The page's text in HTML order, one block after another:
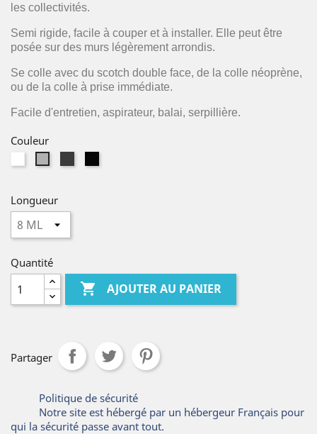
les collectivités.
Semi rigide, facile à couper et à installer. Elle peut être
posée sur des murs légèrement arrondis.
Se colle avec du scotch double face, de la colle néoprène,
ou de la colle à prise immédiate.
Facile d'entretien, aspirateur, balai, serpillière.
Couleur
Longueur
Quantité
 AJOUTER AU PANIER
Partager
Politique de sécurité
Notre site est hébergé par un hébergeur Français pour
qui la sécurité passe avant tout.